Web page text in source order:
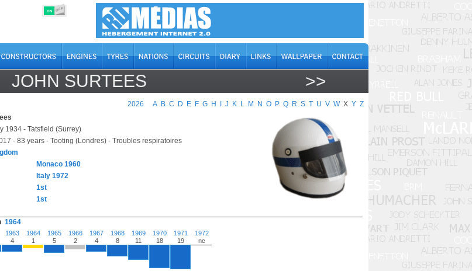
ON OFF
JOHN SURTEES >>
2026 A B C D E F G H J K L M N O P Q R S T U V W X Y Z
1934 - Tatsfield (Surrey)
- 83 years - Tooting (Londres) - Troubles respiratoires
Monaco 1960
Italy 1972
1st
1st
1964
1963
4
1964
1
1965
5
1966
2
1967
4
1968
8
1969
11
1970
18
1971
19
1972
nc